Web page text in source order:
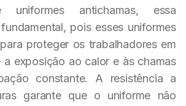
uniformes antichamas, essa
pois esses uniformes
proteger os trabalhadores em
a exposição ao calor e às chamas
constante. A resistência a
garante que o uniforme não